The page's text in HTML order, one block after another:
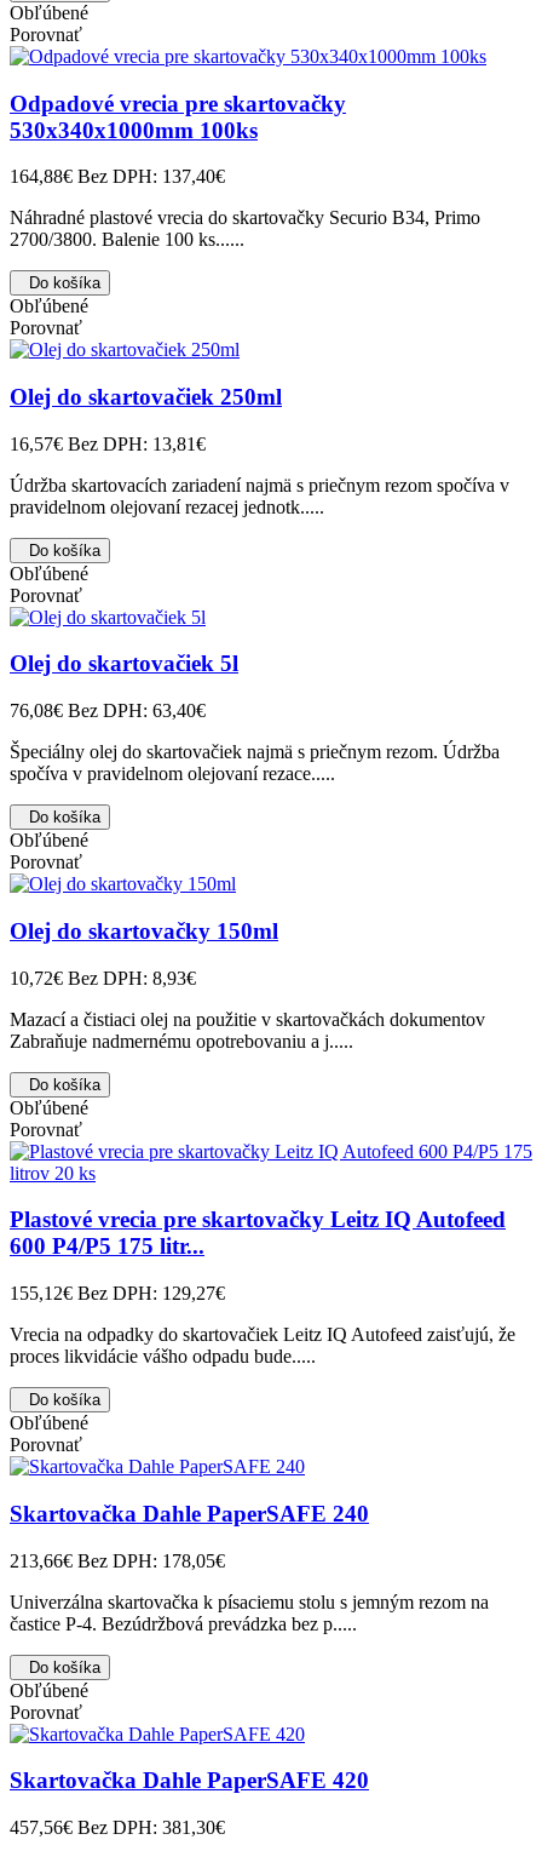
Obľúbené
Porovnať
Odpadové vrecia pre skartovačky
530x340x1000mm 100ks
164,88€ Bez DPH: 137,40€
Náhradné plastové vrecia do skartovačky Securio B34, Primo
2700/3800. Balenie 100 ks......
Do košíka
Obľúbené
Porovnať
Olej do skartovačiek 250ml
16,57€ Bez DPH: 13,81€
Údržba skartovacích zariadení najmä s priečnym rezom spočíva v
pravidelnom olejovaní rezacej jednotk.....
Do košíka
Obľúbené
Porovnať
Olej do skartovačiek 5l
76,08€ Bez DPH: 63,40€
Špeciálny olej do skartovačiek najmä s priečnym rezom. Údržba
spočíva v pravidelnom olejovaní rezace.....
Do košíka
Obľúbené
Porovnať
Olej do skartovačky 150ml
10,72€ Bez DPH: 8,93€
Mazací a čistiaci olej na použitie v skartovačkách dokumentov
Zabraňuje nadmernému opotrebovaniu a j.....
Do košíka
Obľúbené
Porovnať
Plastové vrecia pre skartovačky Leitz IQ Autofeed
600 P4/P5 175 litr...
155,12€ Bez DPH: 129,27€
Vrecia na odpadky do skartovačiek Leitz IQ Autofeed zaisťujú, že
proces likvidácie vášho odpadu bude.....
Do košíka
Obľúbené
Porovnať
Skartovačka Dahle PaperSAFE 240
213,66€ Bez DPH: 178,05€
Univerzálna skartovačka k písaciemu stolu s jemným rezom na
častice P-4. Bezúdržbová prevádzka bez p.....
Do košíka
Obľúbené
Porovnať
Skartovačka Dahle PaperSAFE 420
457,56€ Bez DPH: 381,30€